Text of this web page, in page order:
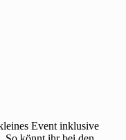
Event inklusive